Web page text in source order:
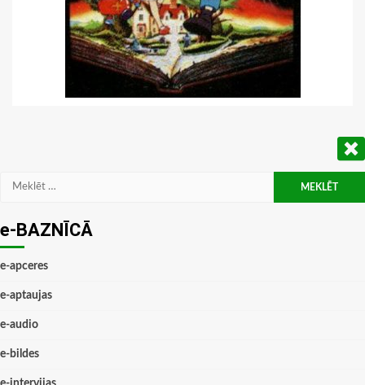
Meklēt:
e-BAZNĪCĀ
e-apceres
e-aptaujas
e-audio
e-bildes